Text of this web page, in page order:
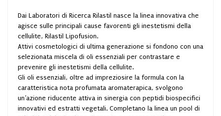
Dai Laboratori di Ricerca Rilastil nasce la linea innovativa che
agisce sulle principali cause favorenti gli inestetismi della
cellulite, Rilastil Lipofusion.
Attivi cosmetologici di ultima generazione si fondono con una
selezionata miscela di oli essenziali per contrastare e
prevenire gli inestetismi della cellulite.
Gli oli essenziali, oltre ad impreziosire la formula con la
caratteristica nota profumata aromaterapica, svolgono
un’azione riducente attiva in sinergia con peptidi biospecifici
innovativi ed estratti vegetali. Completano la linea un pool di